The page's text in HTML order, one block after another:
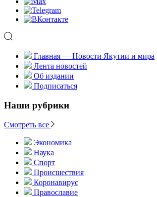
Главная — Новости Якутии и мира
Лента новостей
Об издании
Подписаться
Наши рубрики
Смотреть все
Экономика
Наука
Спорт
Происшествия
Коронавирус
Православие